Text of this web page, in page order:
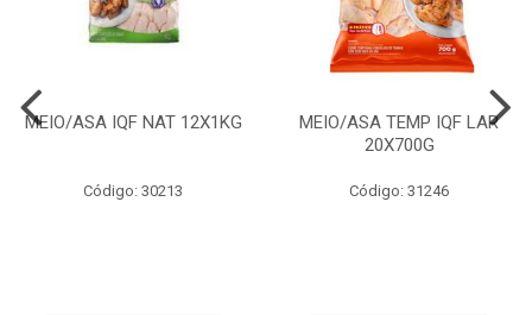
MEIO/ASA IQF NAT 12X1KG
Código: 30213
MEIO/ASA TEMP IQF LAR
20X700G
Código: 31246